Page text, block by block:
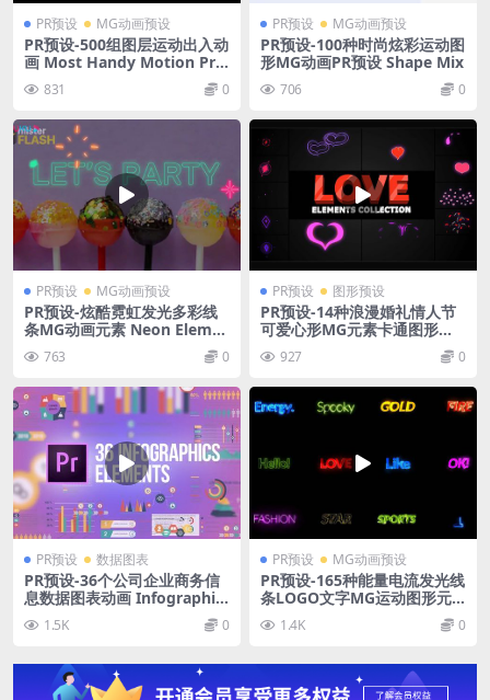
PR预设 MG动画预设
PR预设-500组图层运动出入动
画 Most Handy Motion Pre
831 0
PR预设 MG动画预设
PR预设-100种时尚炫彩运动图
形MG动画PR预设 Shape Mix
706 0
PR预设 MG动画预设
PR预设-炫酷霓虹发光多彩线
条MG动画元素 Neon Eleme
nts MOGRT
763 0
PR预设 图形预设
PR预设-14种浪漫婚礼情人节
可爱心形MG元素卡通图形动
画 927 0
PR预设 数据图表
PR预设-36个公司企业商务信
息数据图表动画 Infographic
s
1.5K 0
PR预设 MG动画预设
PR预设-165种能量电流发光线
条LOGO文字MG运动图形元
素PR预设动画
1.4K 0